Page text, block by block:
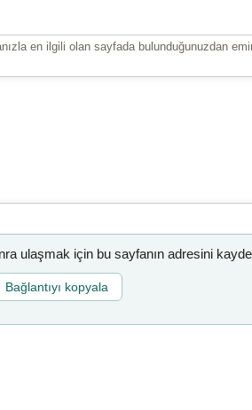
en ilgili olan sayfada bulunduğunuzdan
ulaşmak için bu sayfanın adresini
Bağlantıyı kopyala